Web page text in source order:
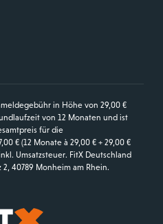
in Höhe von 29,00 €
von 12 Monaten und ist
für die
€ (12 Monate à 29,00 € + 29,00 €
Umsatzsteuer. FitX Deutschland
40789 Monheim am Rhein.